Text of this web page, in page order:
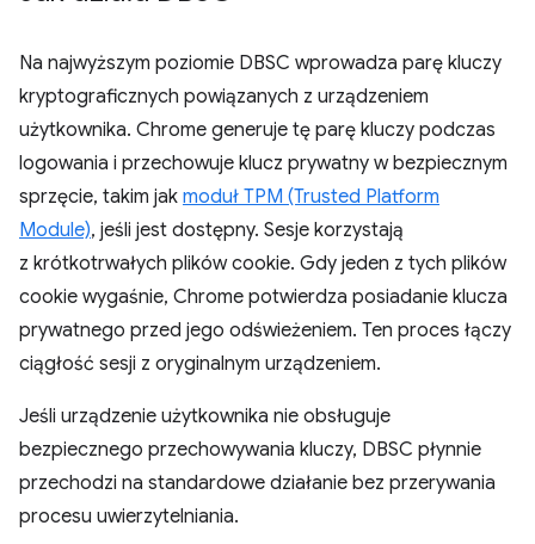
Na najwyższym poziomie DBSC wprowadza parę kluczy
kryptograficznych powiązanych z urządzeniem
użytkownika. Chrome generuje tę parę kluczy podczas
logowania i przechowuje klucz prywatny w bezpiecznym
sprzęcie, takim jak moduł TPM (Trusted Platform
Module), jeśli jest dostępny. Sesje korzystają
z krótkotrwałych plików cookie. Gdy jeden z tych plików
cookie wygaśnie, Chrome potwierdza posiadanie klucza
prywatnego przed jego odświeżeniem. Ten proces łączy
ciągłość sesji z oryginalnym urządzeniem.
Jeśli urządzenie użytkownika nie obsługuje
bezpiecznego przechowywania kluczy, DBSC płynnie
przechodzi na standardowe działanie bez przerywania
procesu uwierzytelniania.